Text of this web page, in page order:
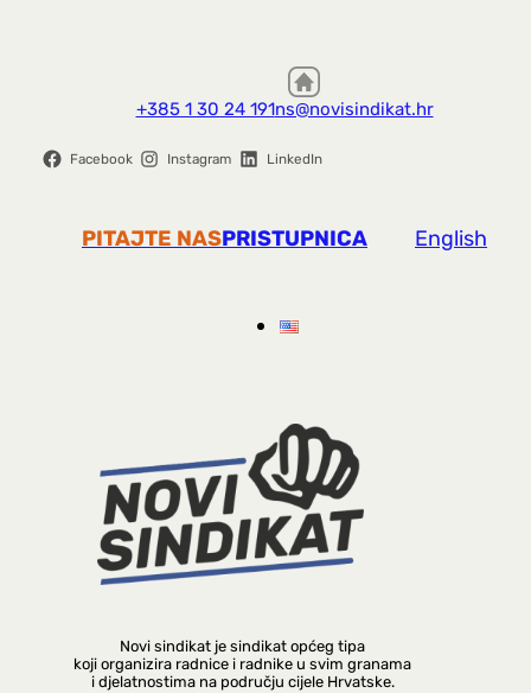
+385 1 30 24 191ns@novisindikat.hr
Facebook Instagram LinkedIn
PITAJTE NASPRISTUPNICA English
Novi sindikat je sindikat općeg tipa
koji organizira radnice i radnike u svim granama
i djelatnostima na području cijele Hrvatske.